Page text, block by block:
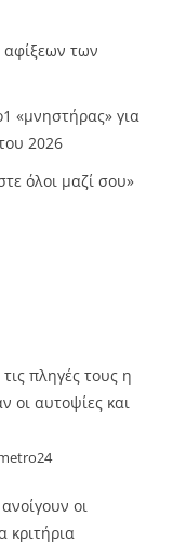
των
«μνηστήρας» για
2026
όλοι μαζί σου»
πληγές τους η
οι αυτοψίες και
οι
κριτήρια